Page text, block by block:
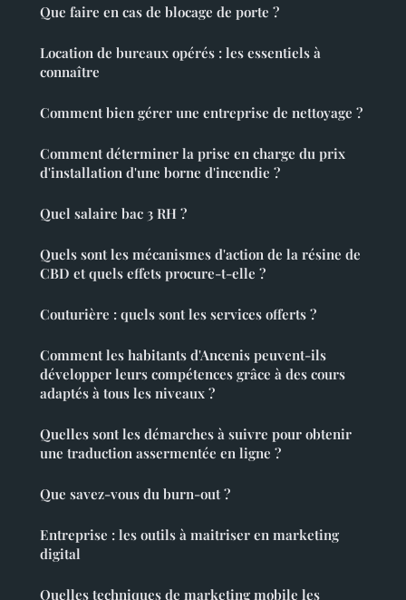
Que faire en cas de blocage de porte ?
Location de bureaux opérés : les essentiels à
connaître
Comment bien gérer une entreprise de nettoyage ?
Comment déterminer la prise en charge du prix
d'installation d'une borne d'incendie ?
Quel salaire bac 3 RH ?
Quels sont les mécanismes d'action de la résine de
CBD et quels effets procure-t-elle ?
Couturière : quels sont les services offerts ?
Comment les habitants d'Ancenis peuvent-ils
développer leurs compétences grâce à des cours
adaptés à tous les niveaux ?
Quelles sont les démarches à suivre pour obtenir
une traduction assermentée en ligne ?
Que savez-vous du burn-out ?
Entreprise : les outils à maitriser en marketing
digital
Quelles techniques de marketing mobile les